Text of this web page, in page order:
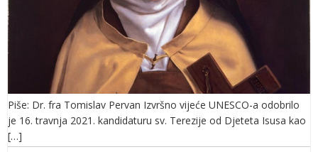
Piše: Dr. fra Tomislav Pervan Izvršno vijeće UNESCO-a odobrilo
je 16. travnja 2021. kandidaturu sv. Terezije od Djeteta Isusa kao
[…]